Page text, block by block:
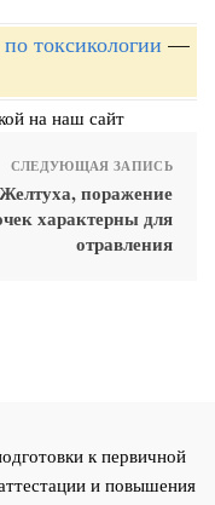
токсикологии —
на наш сайт
СЛЕДУЮЩАЯ ЗАПИСЬ
Желтуха, поражение
характерны для
отравления
к первичной
и повышения